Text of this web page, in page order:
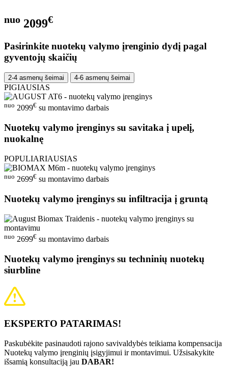
nuo 2099€
Pasirinkite nuotekų valymo įrenginio dydį pagal
gyventojų skaičių
2-4 asmenų šeimai 4-6 asmenų šeimai
PIGIAUSIAS
nuo 2099€ su montavimo darbais
Nuotekų valymo įrenginys su savitaka į upelį,
nuokalnę
POPULIARIAUSIAS
nuo 2699€ su montavimo darbais
Nuotekų valymo įrenginys su infiltracija į gruntą
nuo 2699€ su montavimo darbais
Nuotekų valymo įrenginys su techninių nuotekų
siurbline
EKSPERTO PATARIMAS!
Paskubėkite pasinaudoti rajono savivaldybės teikiama kompensacija
Nuotekų valymo įrenginių įsigyjimui ir montavimui. Užsisakykite
išsamią konsultaciją jau DABAR!